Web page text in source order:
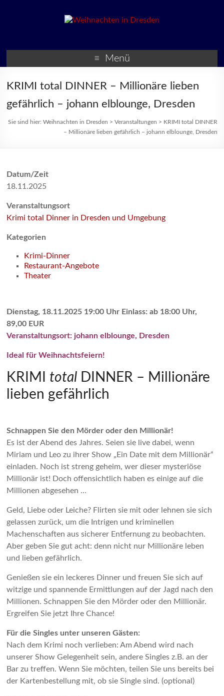
Veranstaltungen zur
Weihnachtszeit
Menü
KRIMI total DINNER – Millionäre lieben
gefährlich – johann elblounge, Dresden
Sie sind hier: Weihnachten in Dresden > Veranstaltungen > KRIMI total DINNER
– Millionäre lieben gefährlich – johann elblounge, Dresden
Datum/Zeit
18.11.2025
Veranstaltungsort
Krimi total Dinner in Dresden und Umgebung
Kategorien
Krimi-Dinner
Restaurant-Angebote
Theater
Dienstag, 18.11.2025 19:00 Uhr Einlass: ab 18:00 Uhr,
89,00 EUR
Veranstaltungsort: johann elblounge, Dresden
Ideal für Weihnachtsfeiern!
KRIMI total DINNER – Millionäre
lieben gefährlich
Schnappen Sie den Mörder oder den Millionär!
Es ist der Abend des Jahres. Seien sie live dabei, wenn
Miriam und Leo zu ihrer Show „Ein Date mit dem Millionär“
einladen. Noch ist streng geheim, wer dieser mysteriöse
Millionär ist! Doch offensichtlich haben es einige auf die
Millionen abgesehen …
Geld, Liebe oder Leiche? Flirten sie mit oder lehnen sie sich
gelassen zurück, um die Intrigen und kriminellen
Machenschaften aus sicherer Entfernung zu beobachten.
Aber geben Sie gut acht: denn nicht nur Millionäre leben
und lieben gefährlich.
Genießen sie ein leckeres Dinner und freuen Sie sich auf
witzige und spannende Ermittlungen auf der Jagd nach den
Millionen. Schnappen Sie den Mörder oder den Millionär.
Ergreifen Sie jetzt Ihre Chance!
Für die Singles unter unseren Gästen:
Nach dem Krimi noch verlieben: Am Abend wird nach
unserer Show Gelegenheit sein, andere Singles z.B. an der
Bar zu treffen. Wenn Sie möchten, teilen Sie uns bereits bei
der Kartenbestellung mit, ob sie Single sind. (optional)